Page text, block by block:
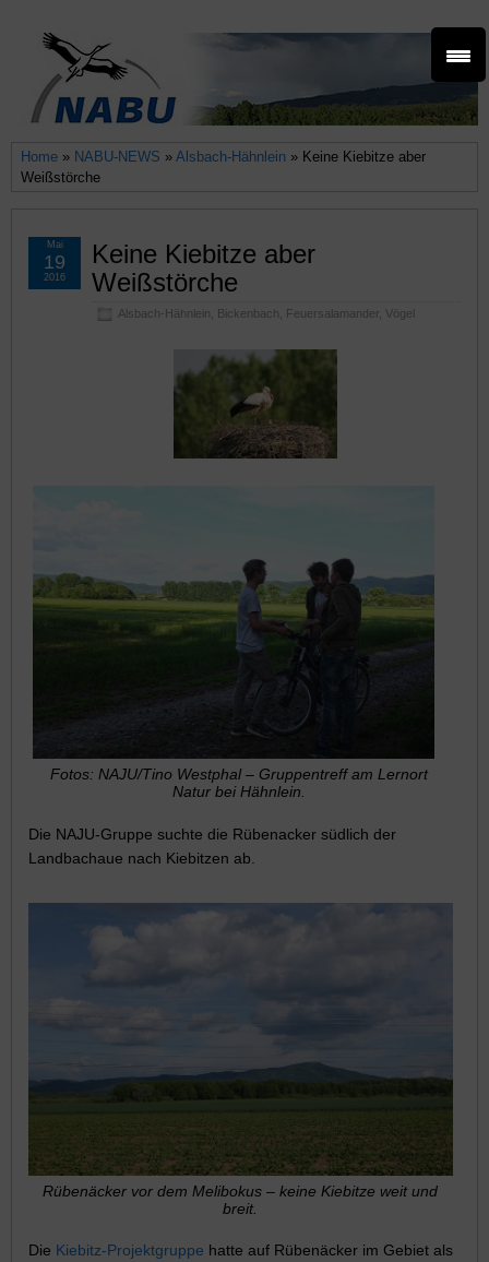
Home » NABU-NEWS » Alsbach-Hähnlein » Keine Kiebitze aber
Weißstörche
Keine Kiebitze aber
Weißstörche
Alsbach-Hähnlein Bickenbach Feuersalamander Vögel
Mai
19
2016
Fotos: NAJU/Tino Westphal – Gruppentreff am Lernort
Natur bei Hähnlein.
Die NAJU-Gruppe suchte die Rübenacker südlich der
Landbachaue nach Kiebitzen ab.
Rübenäcker vor dem Melibokus – keine Kiebitze weit und
breit.
Die Kiebitz-Projektgruppe hatte auf Rübenäcker im Gebiet als